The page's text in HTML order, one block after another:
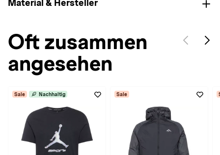
Material & Hersteller
Oft zusammen
angesehen
Sale Nachhaltig Sale